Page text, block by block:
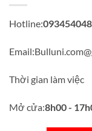
Hotline:
Thời gian làm việc
Mở cửa:8h00 -